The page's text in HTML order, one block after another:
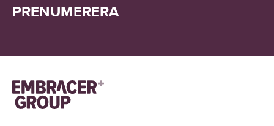
PRENUMERERA